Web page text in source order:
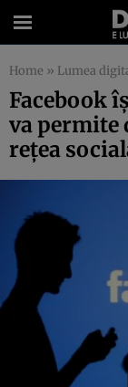
Home » Lumea
Facebook
va permite
reţea